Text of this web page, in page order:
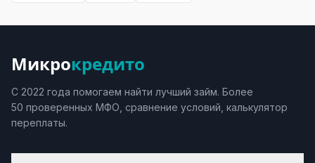
Микрокредито
С 2022 года помогаем найти лучший займ. Более
50 проверенных МФО, сравнение условий, калькулятор
переплаты.